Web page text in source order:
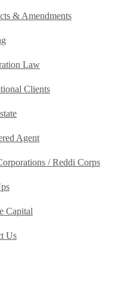
& Amendments
Law
Clients
Agent
/ Reddi Corps
Capital
Us